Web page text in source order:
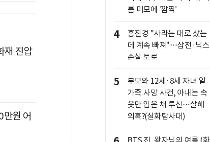
재 진압
원 어
름 미모에 '깜짝'
4
홍진경 "사라는 대로 샀는
데 계속 빠져"…삼전·닉스
손실 토로
5
부모와 12세·8세 자녀 일
가족 사망 사건, 아내는 속
옷만 입은 채 투신…살해
의혹?(실화탐사대)
BTS 진, 왕자님의 여름 (화